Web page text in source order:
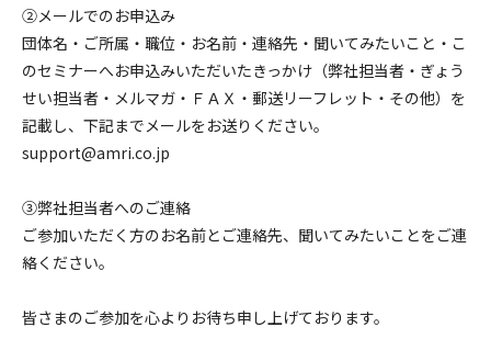
②メールでのお申込み
団体名・ご所属・職位・お名前・連絡先・聞いてみたいこと・こ
のセミナーへお申込みいただいたきっかけ（弊社担当者・ぎょう
せい担当者・メルマガ・ＦＡＸ・郵送リーフレット・その他）を
記載し、下記までメールをお送りください。
support@amri.co.jp
③弊社担当者へのご連絡
ご参加いただく方のお名前とご連絡先、聞いてみたいことをご連
絡ください。
皆さまのご参加を心よりお待ち申し上げております。